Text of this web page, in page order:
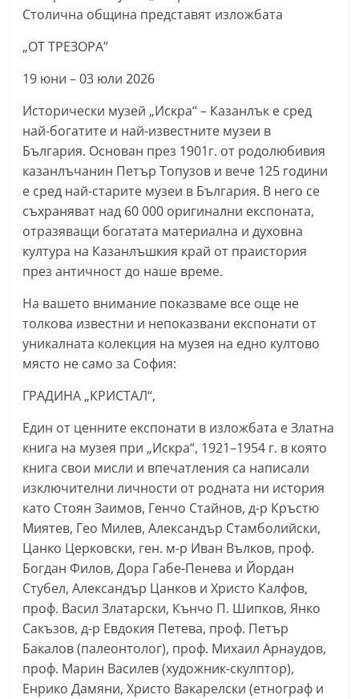
n
l
k
.
i
n
f
o
,
k
a
a
n
l
a
k
b
g
.
i
n
f
o
,
g
a
l
l
Столична община представят изложбата
„ОТ ТРЕЗОРА”
19 юни – 03 юли 2026
Исторически музей „Искра“ – Казанлък е сред
най-богатите и най-известните музеи в
България. Основан през 1901г. от родолюбивия
казанлъчанин Петър Топузов и вече 125 години
е сред най-старите музеи в България. В него се
съхраняват над 60 000 оригинални експоната,
отразяващи богатата материална и духовна
култура на Казанлъшкия край от праистория
през античност до наше време.
На вашето внимание показваме все още не
толкова известни и непоказвани експонати от
уникалната колекция на музея на едно култово
място не само за София:
ГРАДИНА „КРИСТАЛ“,
Един от ценните експонати в изложбата е Златна
книга на музея при „Искра“, 1921–1954 г. в която
книга свои мисли и впечатления са написали
изключителни личности от родната ни история
като Стоян Заимов, Генчо Стайнов, д-р Кръстю
Миятев, Гео Милев, Александър Стамболийски,
Цанко Церковски, ген. м-р Иван Вълков, проф.
Богдан Филов, Дора Габе-Пенева и Йордан
Стубел, Александър Цанков и Христо Калфов,
проф. Васил Златарски, Кънчо П. Шипков, Янко
Сакъзов, д-р Евдокия Петева, проф. Петър
Бакалов (палеонтолог), проф. Михаил Арнаудов,
проф. Марин Василев (художник-скулптор),
Енрико Дамяни, Христо Вакарелски (етнограф и